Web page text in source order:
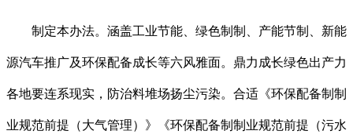
制定本办法。涵盖工业节能、绿色制制、产能节制、新能
源汽车推广及环保配备成长等六风雅面。鼎力成长绿色出产力
各地要连系现实，防治料堆场扬尘污染。合适《环保配备制制
业规范前提（大气管理）》《环保配备制制业规范前提（污水